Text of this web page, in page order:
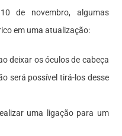
de novembro, algumas
em uma atualização:
deixar os óculos de cabeça
será possível tirá-los desse
uma ligação para um